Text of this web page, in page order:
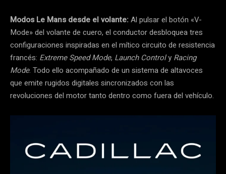
Modos Le Mans desde el volante:Al pulsar el botón «V-
Mode» del volante de cuero, el conductor desbloquea tres
configuraciones inspiradas en el mítico circuito de resistencia
francés: Extreme Speed Mode, Launch Controly Racing
Mode. Todo ello acompañado de un sistema de altavoces
que emite rugidos digitales sincronizados con las
revoluciones del motor tanto dentro como fuera del vehículo.